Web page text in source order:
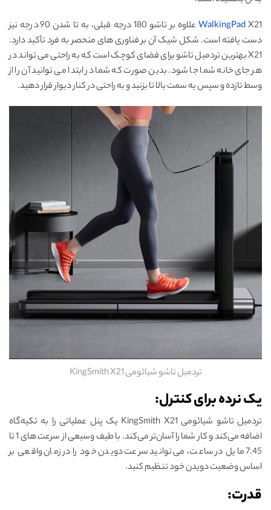
WalkingPad
X21 علاوه بر تاشو 180 درجه قبلی، به تا شدن 90 درجه نیز
دست یافته است. شکل شیک آن بر فناوری های منحصر به فرد تأکید دارد.
X21 بهترین تردمیل تاشو برای فضای کوچک است که به راحتی می تواند در
هر جای خانه شما جا شود. بدین صورت که شما در ابتدا می توانید آن را از
وسط تازده و سپس به سمت بالا تا بزنید و به راحتی در کنار دیوار قرار دهید.
تردمیل تاشو شیائومی KingSmith X21
یک نرده برای کنترل:
تردمیل تاشو شیائومی KingSmith X21 یک پنل عملیاتی را به تکیه‌گاه
اضافه می‌کند و کار شما را آسان‌تر می‌کند. با طیف وسیعی از سرعت های 1 تا
7.45 مایل در ساعت، می توانید سرعت دویدن خود را در زمان واقعی بر
اساس وضعیت دویدن خود تنظیم کنید.
قدرت: